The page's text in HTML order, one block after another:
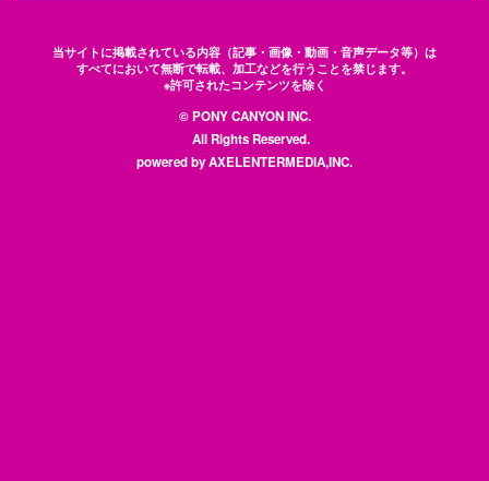
当サイトに掲載されている内容（記事・画像・動画・音声データ等）は
すべてにおいて無断で転載、加工などを行うことを禁じます。
※許可されたコンテンツを除く
© PONY CANYON INC.
All Rights Reserved.
powered by AXELENTERMEDIA,INC.